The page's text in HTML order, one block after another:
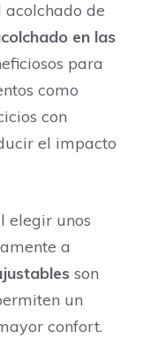
acolchado de
en las
para
como
con
el impacto
elegir unos
a
son
un
confort.